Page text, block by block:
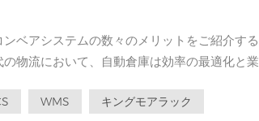
ベアシステムの数々のメリットをご紹介す
物流において、自動倉庫は効率の最適化と
内におけるシームレスな商品搬送を可能にし
WMS キングモアラック